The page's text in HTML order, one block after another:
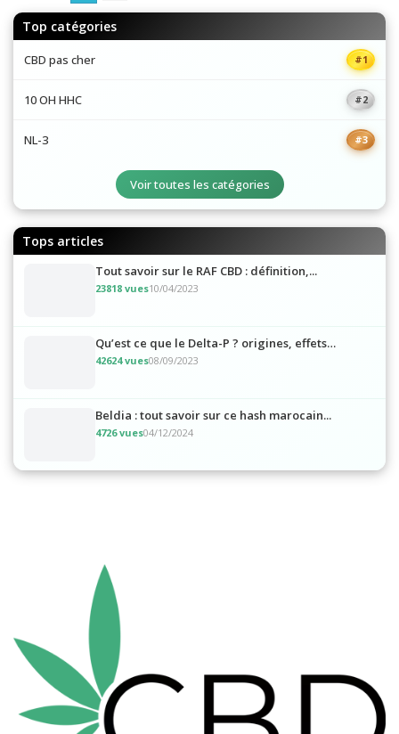
Top catégories
CBD pas cher #1
10 OH HHC #2
NL-3 #3
Voir toutes les catégories
Tops articles
Tout savoir sur le RAF CBD : définition,...
23818 vues10/04/2023
Qu’est ce que le Delta-P ? origines, effets…
42624 vues08/09/2023
Beldia : tout savoir sur ce hash marocain...
4726 vues04/12/2024